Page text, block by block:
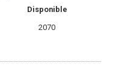
Disponible
2070